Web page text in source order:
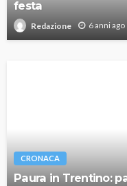
festa
Redazione 6 anni ago
CRONACA
Paura in Trentino: